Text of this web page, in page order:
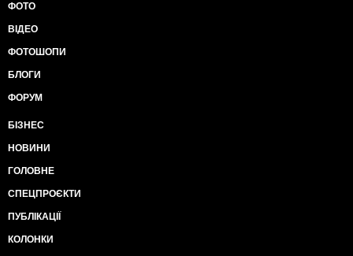
ФОТО
ВІДЕО
ФОТОШОПИ
БЛОГИ
ФОРУМ
БІЗНЕС
НОВИНИ
ГОЛОВНЕ
СПЕЦПРОЄКТИ
ПУБЛІКАЦІЇ
КОЛОНКИ